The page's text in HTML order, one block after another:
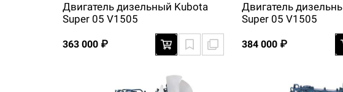
Двигатель дизельный Kubota
Super 05 V1505
363 000 ₽
Двигатель
Super 05 V1505
384 000 ₽